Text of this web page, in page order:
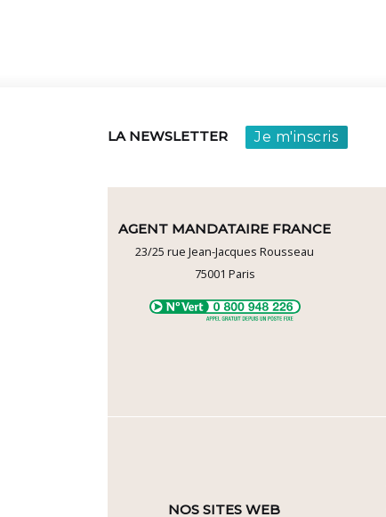
LA NEWSLETTER Je m'inscris
AGENT MANDATAIRE FRANCE
23/25 rue Jean-Jacques Rousseau
75001 Paris
NOS SITES WEB